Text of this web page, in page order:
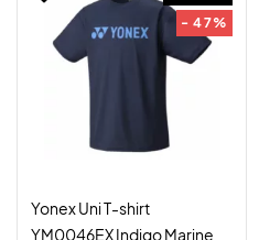
- 47%
Yonex Uni T-shirt
YM0046EX Indigo Marine